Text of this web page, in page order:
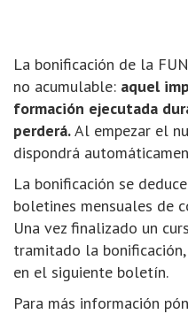
La bonificación de la
no acumulable: aquel
formación ejecutada
perderá.Al empezar el
dispondrá
La bonificación se
boletines mensuales de
Una vez finalizado un
tramitado la
en el siguiente boletín.
Para más información